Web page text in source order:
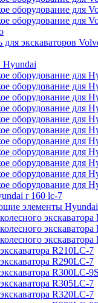
оборудование для
оборудование для
для экскаваторов
Hyundai
оборудование для
оборудование для
оборудование для
оборудование для
оборудование для
оборудование для
оборудование для
оборудование для
оборудование для
оборудование для
оборудование для
r 160 lc-7
элементы Hyundai
экскаватора
экскаватора
экскаватора
R210LC-7
R290LC-7
R300LC-
R305LC-7
R320LC-7